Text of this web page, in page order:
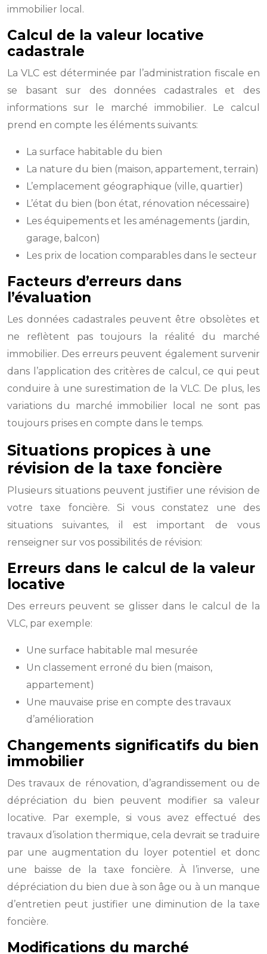
immobilier local.
Calcul de la valeur locative
cadastrale
La VLC est déterminée par l’administration fiscale en
se basant sur des données cadastrales et des
informations sur le marché immobilier. Le calcul
prend en compte les éléments suivants:
La surface habitable du bien
La nature du bien (maison, appartement, terrain)
L’emplacement géographique (ville, quartier)
L’état du bien (bon état, rénovation nécessaire)
Les équipements et les aménagements (jardin,
garage, balcon)
Les prix de location comparables dans le secteur
Facteurs d’erreurs dans
l’évaluation
Les données cadastrales peuvent être obsolètes et
ne reflètent pas toujours la réalité du marché
immobilier. Des erreurs peuvent également survenir
dans l’application des critères de calcul, ce qui peut
conduire à une surestimation de la VLC. De plus, les
variations du marché immobilier local ne sont pas
toujours prises en compte dans le temps.
Situations propices à une
révision de la taxe foncière
Plusieurs situations peuvent justifier une révision de
votre taxe foncière. Si vous constatez une des
situations suivantes, il est important de vous
renseigner sur vos possibilités de révision:
Erreurs dans le calcul de la valeur
locative
Des erreurs peuvent se glisser dans le calcul de la
VLC, par exemple:
Une surface habitable mal mesurée
Un classement erroné du bien (maison,
appartement)
Une mauvaise prise en compte des travaux
d’amélioration
Changements significatifs du bien
immobilier
Des travaux de rénovation, d’agrandissement ou de
dépréciation du bien peuvent modifier sa valeur
locative. Par exemple, si vous avez effectué des
travaux d’isolation thermique, cela devrait se traduire
par une augmentation du loyer potentiel et donc
une baisse de la taxe foncière. À l’inverse, une
dépréciation du bien due à son âge ou à un manque
d’entretien peut justifier une diminution de la taxe
foncière.
Modifications du marché